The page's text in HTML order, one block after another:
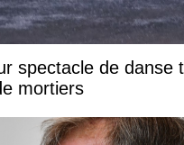
spectacle de danse
mortiers